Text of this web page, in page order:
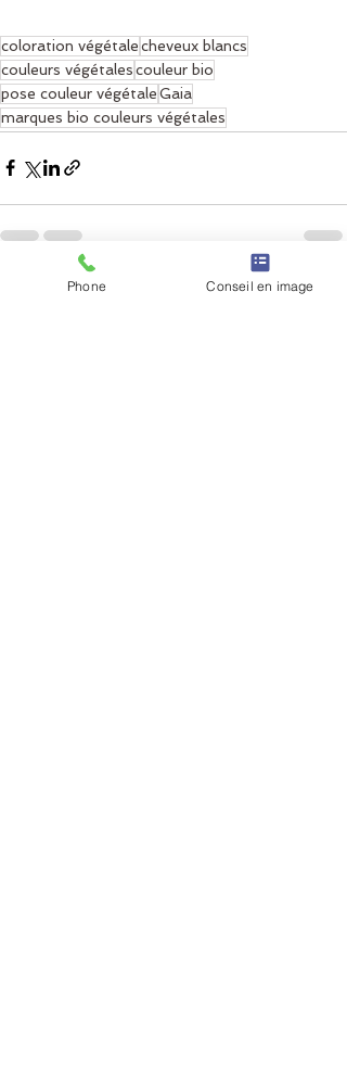
coloration végétalecheveux blancs
couleurs végétalescouleur bio
pose couleur végétaleGaia
marques bio couleurs végétales
Posts récents Voir tout
Phone Conseil en image